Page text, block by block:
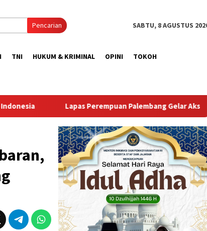
Pencarian SABTU, 8 AGUSTUS
TNI HUKUM & KRIMINAL OPINI TOKOH
Palembang Gelar Aksi Bersih Kemerdekaan, Kobarkan